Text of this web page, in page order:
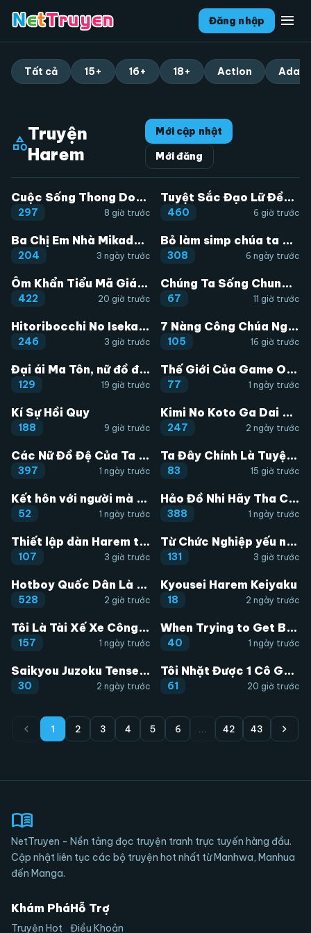
Đăng nhập menu
Tất cả 15+ 16+ 18+ Action
categoryTruyện
Harem
Mới cập nhật
Mới đăng
Cuộc Sống Thong Dong Ở Dị Thế Giới
297 8 giờ trước
Tuyệt Sắc Đạo Lữ Đều Nói Ngô Hoàng Thể Chất Vô Địch
460 6 giờ trước
Ba Chị Em Nhà Mikadono Dễ Đối Phó Thật Đấy
204 3 ngày trước
Bỏ làm simp chúa ta có trong tay cả tỉ thần hào
308 6 ngày trước
Ôm Khẩn Tiểu Mã Giáp Của Tôi
422 20 giờ trước
Chúng Ta Sống Chung Với Nhau Đi?
67 11 giờ trước
Hitoribocchi No Isekai Kouryaku
246 3 giờ trước
7 Nàng Công Chúa Ngủ Say
105 16 giờ trước
Đại ái Ma Tôn, nữ đồ đệ đều muốn giết ta
129 19 giờ trước
Thế Giới Của Game Otome Thật Khó Khăn Cho Những Thường Dân
77 1 ngày trước
Kí Sự Hồi Quy
188 9 giờ trước
Kimi No Koto Ga Dai Dai Dai Dai Daisuki Na 100-ri No Kanojo
247 2 ngày trước
Các Nữ Đồ Đệ Của Ta Đều Là Chư Thiên Đại Lão Tương Lai
397 1 ngày trước
Ta Đây Chính Là Tuyệt Thế Cao Thủ
83 15 giờ trước
Kết hôn với người mà tôi ghét nhất
52 1 ngày trước
Hảo Đồ Nhi Hãy Tha Cho Vi Sư
388 1 ngày trước
Thiết lập dàn Harem tại thế giới khác
107 3 giờ trước
Từ Chức Nghiệp yếu nhất trở thành '' Thợ Rèn'' mạnh nhất
131 3 giờ trước
Hotboy Quốc Dân Là Nữ
528 2 giờ trước
Kyousei Harem Keiyaku
18 2 ngày trước
Tôi Là Tài Xế Xe Công Nghệ Có Chút Tiền Thì Đã Sao?
157 1 ngày trước
When Trying to Get Back at the Hometown Bullies Another Battle Began
40 1 ngày trước
Saikyou Juzoku Tensei: Cheat Majutsushi no Slow Life
30 2 ngày trước
Tôi Nhặt Được 1 Cô Gái Và Biến Cô Ấy Trở Thành Người Hạnh Phúc Nhất Thế Gian!
61 20 giờ trước
chevron_left 1 2 3 4 5 6 42 43 chevron_right
menu_book
NetTruyen - Nền tảng đọc truyện tranh trực tuyến hàng đầu.
Cập nhật liên tục các bộ truyện hot nhất từ Manhwa, Manhua
đến Manga.
Khám Phá
Truyện Hot
Hỗ Trợ
Điều Khoản